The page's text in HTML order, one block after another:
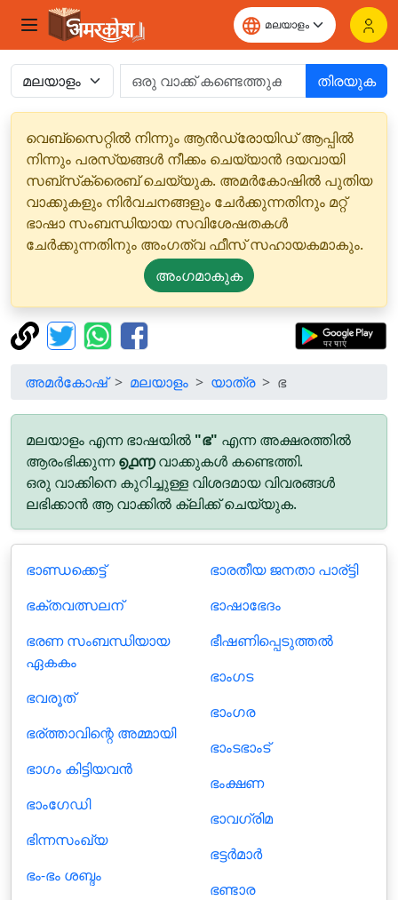
തിരയുക
വെബ്‌സൈറ്റിൽ നിന്നും ആൻഡ്രോയിഡ് ആപ്പിൽ
നിന്നും പരസ്യങ്ങൾ നീക്കം ചെയ്യാൻ ദയവായി
സബ്‌സ്‌ക്രൈബ് ചെയ്യുക. അമർകോഷിൽ പുതിയ
വാക്കുകളും നിർവചനങ്ങളും ചേർക്കുന്നതിനും മറ്റ്
ഭാഷാ സംബന്ധിയായ സവിശേഷതകൾ
ചേർക്കുന്നതിനും അംഗത്വ ഫീസ് സഹായകമാകും.
അംഗമാകുക
അമർകോഷ് മലയാളം യാത്ര ഭ
മലയാളം എന്ന ഭാഷയിൽ "ഭ" എന്ന അക്ഷരത്തിൽ
ആരംഭിക്കുന്ന൭൧൬വാക്കുകൾ കണ്ടെത്തി.
ഒരു വാക്കിനെ കുറിച്ചുള്ള വിശദമായ വിവരങ്ങൾ
ലഭിക്കാൻ ആ വാക്കിൽ ക്ലിക്ക് ചെയ്യുക.
ഭാണ്ഡക്കെട്ട്
ഭക്തവത്സലന്
ഭരണ സംബന്ധിയായ
ഏകകം
ഭവരൂത്
ഭര്ത്താവിന്റെ അമ്മായി
ഭാഗം കിട്ടിയവൻ
ഭാംഗേഡി
ഭിന്നസംഖ്യ
ഭം-ഭം ശബ്ദം
ഭാരതീയ ജനതാ പാര്ട്ടി
ഭാഷാഭേദം
ഭീഷണിപ്പെടുത്തൽ
ഭാംഗട
ഭാംഗര
ഭാംടഭാംട്
ഭംക്ഷണ
ഭാവഗ്രിമ
ഭട്ടർമാർ
ഭണ്ടാര